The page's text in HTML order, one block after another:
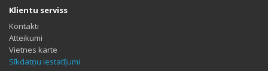
Klientu serviss
Kontakti
Atteikumi
Vietnes karte
Sīkdatņu iestatījumi